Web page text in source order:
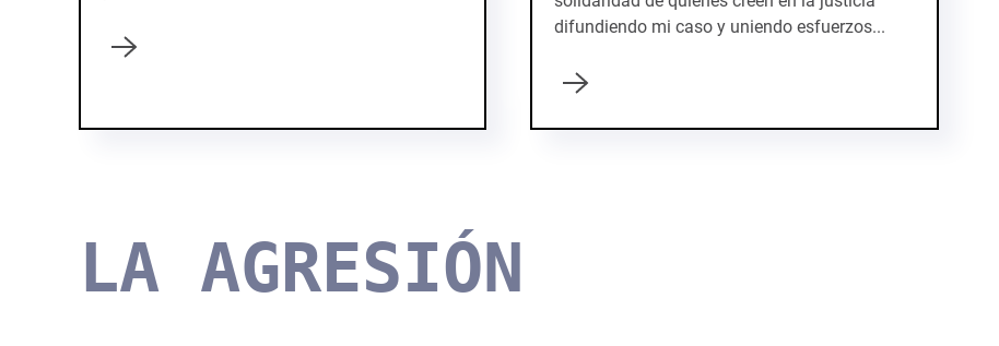
difundiendo mi caso y uniendo esfuerzos...
LA AGRESIÓN